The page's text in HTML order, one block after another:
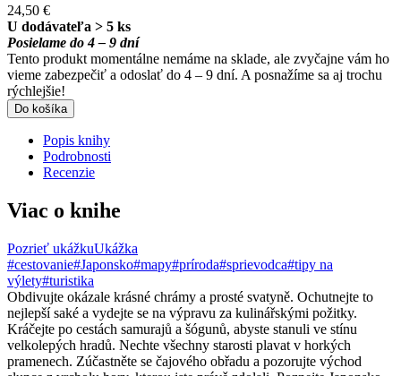
24,50 €
U dodávateľa > 5 ks
Posielame do 4 – 9 dní
Tento produkt momentálne nemáme na sklade, ale zvyčajne vám ho
vieme zabezpečiť a odoslať do 4 – 9 dní. A posnažíme sa aj trochu
rýchlejšie!
Do košíka
Popis knihy
Podrobnosti
Recenzie
Viac o knihe
Pozrieť ukážkuUkážka
#cestovanie#Japonsko#mapy#príroda#sprievodca#tipy na
výlety#turistika
Obdivujte okázale krásné chrámy a prosté svatyně. Ochutnejte to
nejlepší saké a vydejte se na výpravu za kulinářskými požitky.
Kráčejte po cestách samurajů a šógunů, abyste stanuli ve stínu
velkolepých hradů. Nechte všechny starosti plavat v horkých
pramenech. Zúčastněte se čajového obřadu a pozorujte východ